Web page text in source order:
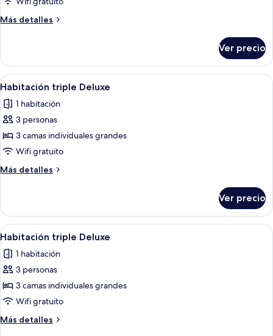
Deluxe
con
camas
individuales
Más detalles
Más
Deluxe
con
2
individuales
Ver precio
Abrir
todas
las
fotos
de
Habitación
triple
Deluxe
Ropa de cama de alta calidad y caja
2
Habitación triple Deluxe
1 habitación
3 personas
3 camas individuales grandes
Wifi gratuito
Más detalles
Más
triple
Deluxe
Ver precio
Abrir
todas
las
fotos
de
Habitación
triple
Deluxe
Ropa de cama de alta calidad y caja
2
Habitación triple Deluxe
1 habitación
3 personas
3 camas individuales grandes
Wifi gratuito
Más detalles
Más